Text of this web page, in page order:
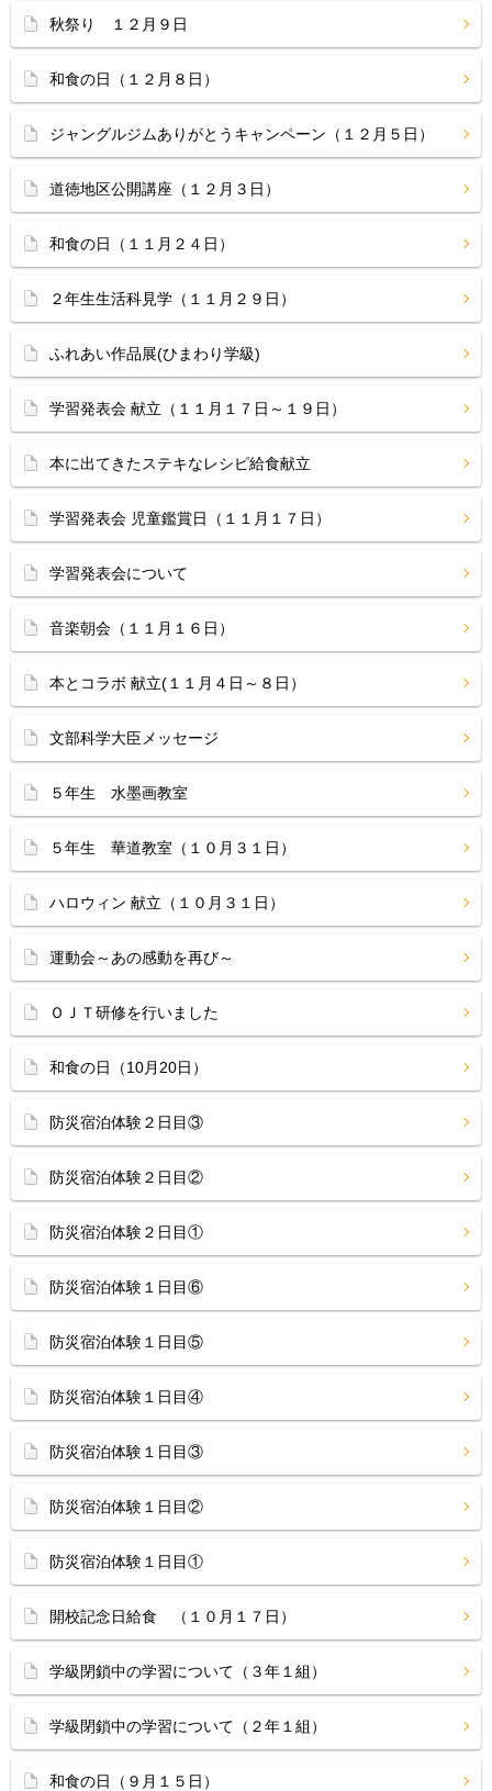
秋祭り １２月９日
和食の日（１２月８日）
ジャングルジムありがとうキャンペーン（１２月５日）
道徳地区公開講座（１２月３日）
和食の日（１１月２４日）
２年生生活科見学（１１月２９日）
ふれあい作品展(ひまわり学級)
学習発表会 献立（１１月１７日～１９日）
本に出てきたステキなレシピ給食献立
学習発表会 児童鑑賞日（１１月１７日）
学習発表会について
音楽朝会（１１月１６日）
本とコラボ 献立(１１月４日～８日）
文部科学大臣メッセージ
５年生 水墨画教室
５年生 華道教室（１０月３１日）
ハロウィン 献立（１０月３１日）
運動会～あの感動を再び～
ＯＪＴ研修を行いました
和食の日（10月20日）
防災宿泊体験２日目③
防災宿泊体験２日目②
防災宿泊体験２日目①
防災宿泊体験１日目⑥
防災宿泊体験１日目⑤
防災宿泊体験１日目④
防災宿泊体験１日目③
防災宿泊体験１日目②
防災宿泊体験１日目①
開校記念日給食 （１０月１７日）
学級閉鎖中の学習について（３年１組）
学級閉鎖中の学習について（２年１組）
和食の日（９月１５日）